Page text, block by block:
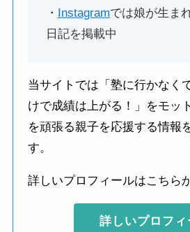
・
Instagramでは娘が生ま
日記を掲載中
当サイトでは「塾に行かなく
けで成績は上がる！」をモッ
を頑張る親子を応援する情報
す。
詳しいプロフィールはこちら
詳しいプロフィ